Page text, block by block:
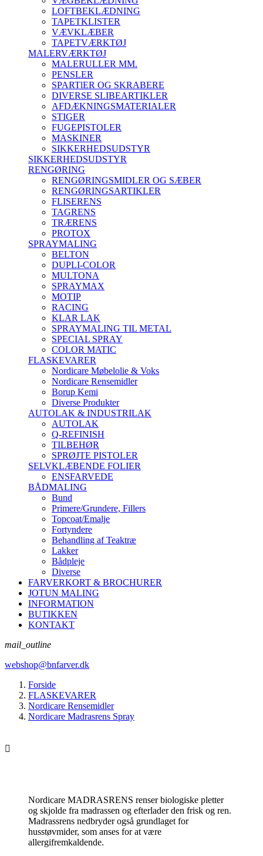
LOFTBEKLÆDNING
TAPETKLISTER
VÆVKLÆBER
TAPETVÆRKTØJ
MALERVÆRKTØJ
MALERULLER MM.
PENSLER
SPARTlER OG SKRABERE
DIVERSE SLIBEARTIKLER
AFDÆKNINGSMATERIALER
STIGER
FUGEPISTOLER
MASKINER
SIKKERHEDSUDSTYR
SIKKERHEDSUDSTYR
RENGØRING
RENGØRINGSMIDLER OG SÆBER
RENGØRINGSARTIKLER
FLISERENS
TAGRENS
TRÆRENS
PROTOX
SPRAYMALING
BELTON
DUPLI-COLOR
MULTONA
SPRAYMAX
MOTIP
RACING
KLAR LAK
SPRAYMALING TIL METAL
SPECIAL SPRAY
COLOR MATIC
FLASKEVARER
Nordicare Møbelolie & Voks
Nordicare Rensemidler
Borup Kemi
Diverse Produkter
AUTOLAK & INDUSTRILAK
AUTOLAK
Q-REFINISH
TILBEHØR
SPRØJTE PISTOLER
SELVKLÆBENDE FOLIER
ENSFARVEDE
BÅDMALING
Bund
Primere/Grundere, Fillers
Topcoat/Emalje
Fortyndere
Behandling af Teaktræ
Lakker
Bådpleje
Diverse
FARVERKORT & BROCHURER
JOTUN MALING
INFORMATION
BUTIKKEN
KONTAKT
mail_outline
webshop@bnfarver.dk
Forside
FLASKEVARER
Nordicare Rensemidler
Nordicare Madrasrens Spray

Nordicare MADRASRENS renser biologiske pletter
og skjolde fra madrassen og efterlader den frisk og ren.
Madrassrens nedbryder også grundlaget for
husstøvmider, som anses for at være
allergifremkaldende.